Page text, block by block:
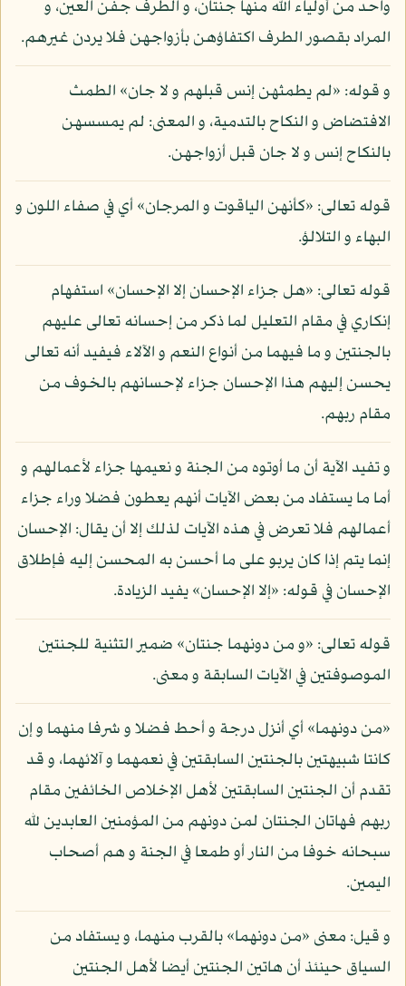
واحد من أولياء الله منها جنتان، و الطرف جفن العين، و
المراد بقصور الطرف اكتفاؤهن بأزواجهن فلا يردن غيرهم.
و قوله: «لم يطمثهن إنس قبلهم و لا جان» الطمث
الافتضاض و النكاح بالتدمية، و المعنى: لم يمسسهن
بالنكاح إنس و لا جان قبل أزواجهن.
قوله تعالى: «كأنهن الياقوت و المرجان» أي في صفاء اللون و
البهاء و التلالؤ.
قوله تعالى: «هل جزاء الإحسان إلا الإحسان» استفهام
إنكاري في مقام التعليل لما ذكر من إحسانه تعالى عليهم
بالجنتين و ما فيهما من أنواع النعم و الآلاء فيفيد أنه تعالى
يحسن إليهم هذا الإحسان جزاء لإحسانهم بالخوف من
مقام ربهم.
و تفيد الآية أن ما أوتوه من الجنة و نعيمها جزاء لأعمالهم و
أما ما يستفاد من بعض الآيات أنهم يعطون فضلا وراء جزاء
أعمالهم فلا تعرض في هذه الآيات لذلك إلا أن يقال: الإحسان
إنما يتم إذا كان يربو على ما أحسن به المحسن إليه فإطلاق
الإحسان في قوله: «إلا الإحسان» يفيد الزيادة.
قوله تعالى: «و من دونهما جنتان» ضمير التثنية للجنتين
الموصوفتين في الآيات السابقة و معنى.
«من دونهما» أي أنزل درجة و أحط فضلا و شرفا منهما و إن
كانتا شبيهتين بالجنتين السابقتين في نعمهما و آلائهما، و قد
تقدم أن الجنتين السابقتين لأهل الإخلاص الخائفين مقام
ربهم فهاتان الجنتان لمن دونهم من المؤمنين العابدين لله
سبحانه خوفا من النار أو طمعا في الجنة و هم أصحاب
اليمين.
و قيل: معنى «من دونهما» بالقرب منهما، و يستفاد من
السياق حينئذ أن هاتين الجنتين أيضا لأهل الجنتين